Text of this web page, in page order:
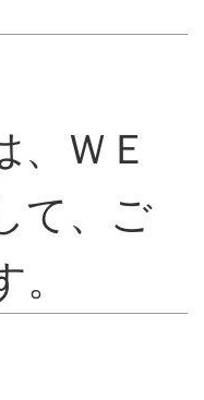
、ＷＥ
て、ご